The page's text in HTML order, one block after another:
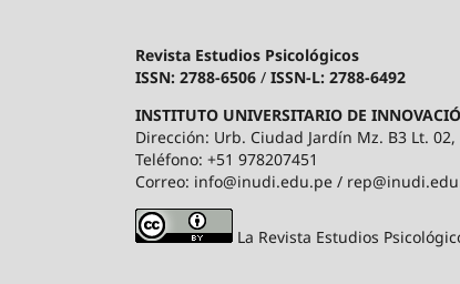
Revista Estudios Psicológicos
ISSN: 2788-6506 / ISSN-L: 2788-6492
INSTITUTO UNIVERSITARIO DE
Dirección: Urb. Ciudad Jardín Mz. B3 Lt. 02,
Teléfono: +51 978207451
Correo: info@inudi.edu.pe /
La Revista Estudios